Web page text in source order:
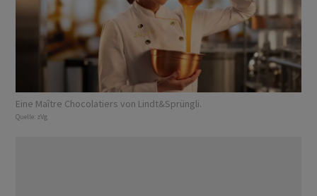
Eine Maître Chocolatiers von Lindt&Sprüngli.
Quelle: zVg